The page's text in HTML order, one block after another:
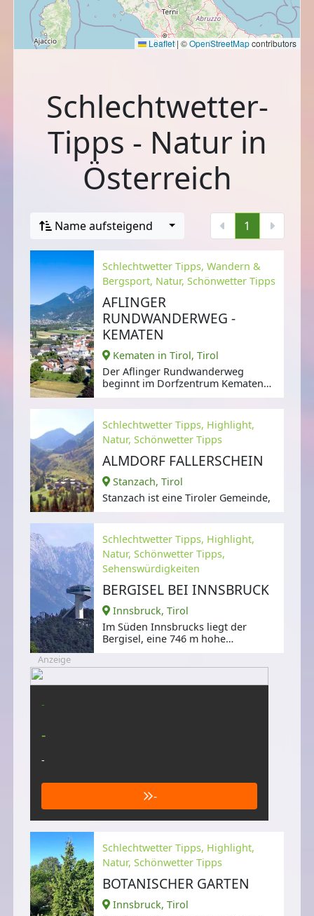
Leaflet | ©OpenStreetMapcontributors
Schlechtwetter-
Tipps - Natur in
Österreich
Name aufsteigend 1
Schlechtwetter Tipps, Wandern &
Bergsport, Natur, Schönwetter Tipps
AFLINGER
RUNDWANDERWEG -
KEMATEN
Kematen in Tirol, Tirol
Der Aflinger Rundwanderweg
beginnt im Dorfzentrum Kematen
Schlechtwetter Tipps, Highlight,
Natur, Schönwetter Tipps
ALMDORF FALLERSCHEIN
Stanzach, Tirol
Stanzach ist eine Tiroler Gemeinde,
Schlechtwetter Tipps, Highlight,
Natur, Schönwetter Tipps,
Sehenswürdigkeiten
BERGISEL BEI INNSBRUCK
Innsbruck, Tirol
Im Süden Innsbrucks liegt der
Bergisel, eine 746 m hohe
Anzeige
-
-
-
-
Schlechtwetter Tipps, Highlight,
Natur, Schönwetter Tipps
BOTANISCHER GARTEN
Innsbruck, Tirol